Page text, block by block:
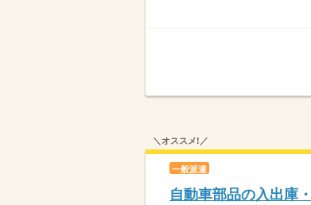
＼オススメ!／
一般派遣
自動車部品の入出